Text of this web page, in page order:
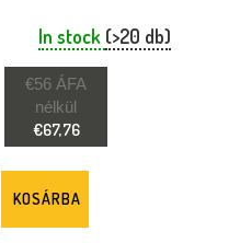
FÜLDUGÓ
LOMBZÖLD
In stock (>20 db)
€56 ÁFA
nélkül
€67,76
KOSÁRBA